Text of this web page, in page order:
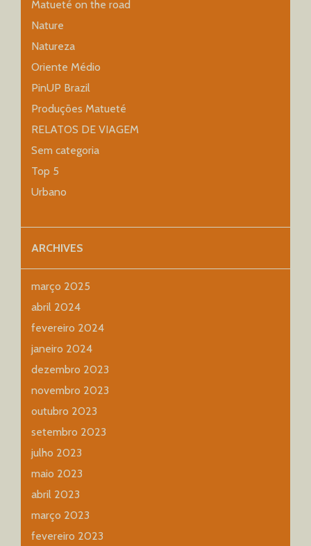
Matueté on the road
Nature
Natureza
Oriente Médio
PinUP Brazil
Produções Matueté
RELATOS DE VIAGEM
Sem categoria
Top 5
Urbano
ARCHIVES
março 2025
abril 2024
fevereiro 2024
janeiro 2024
dezembro 2023
novembro 2023
outubro 2023
setembro 2023
julho 2023
maio 2023
abril 2023
março 2023
fevereiro 2023